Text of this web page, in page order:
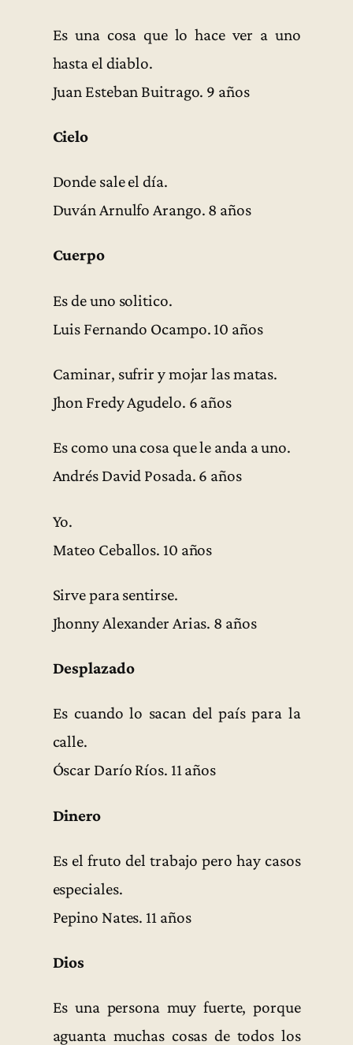
Es una cosa que lo hace ver a uno
hasta el diablo.
Juan Esteban Buitrago. 9 años
Cielo
Donde sale el día.
Duván Arnulfo Arango. 8 años
Cuerpo
Es de uno solitico.
Luis Fernando Ocampo. 10 años
Caminar, sufrir y mojar las matas.
Jhon Fredy Agudelo. 6 años
Es como una cosa que le anda a uno.
Andrés David Posada. 6 años
Yo.
Mateo Ceballos. 10 años
Sirve para sentirse.
Jhonny Alexander Arias. 8 años
Desplazado
Es cuando lo sacan del país para la
calle.
Óscar Darío Ríos. 11 años
Dinero
Es el fruto del trabajo pero hay casos
especiales.
Pepino Nates. 11 años
Dios
Es una persona muy fuerte, porque
aguanta muchas cosas de todos los